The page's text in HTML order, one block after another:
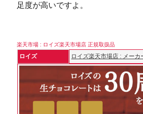
足度が高いですよ。
楽天市場 : ロイズ楽天市場店 正規取扱品
ロイズ ロイズ楽天市場店 : メー